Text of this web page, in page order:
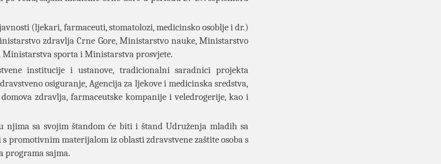
(ljekari, farmaceuti, stomatolozi, medicinsko osoblje i dr.)
zdravlja Crne Gore, Ministarstvo nauke, Ministarstvo
Ministarstva sporta i Ministarstva prosvjete.
institucije i ustanove, tradicionalni saradnici projekta
osiguranje, Agencija za ljekove i medicinska sredstva,
zdravlja, farmaceutske kompanije i veledrogerije, kao i
njima sa svojim štandom će biti i štand Udruženja mladih sa
s promotivnim materijalom iz oblasti zdravstvene zaštite osoba s
programa sajma.